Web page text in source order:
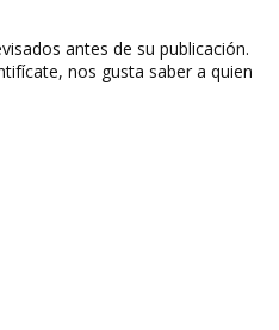
antes de su publicación.
nos gusta saber a quien